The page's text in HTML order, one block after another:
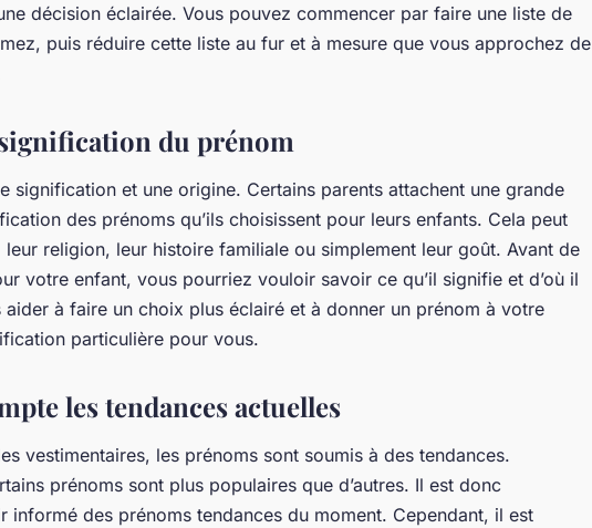
décision éclairée. Vous pouvez commencer par faire une liste de
puis réduire cette liste au fur et à mesure que vous approchez de
du prénom
signification et une origine. Certains parents attachent une grande
des prénoms qu’ils choisissent pour leurs enfants. Cela peut
religion, leur histoire familiale ou simplement leur goût. Avant de
votre enfant, vous pourriez vouloir savoir ce qu’il signifie et d’où il
à faire un choix plus éclairé et à donner un prénom à votre
particulière pour vous.
les tendances actuelles
vestimentaires, les prénoms sont soumis à des tendances.
prénoms sont plus populaires que d’autres. Il est donc
informé des prénoms tendances du moment. Cependant, il est